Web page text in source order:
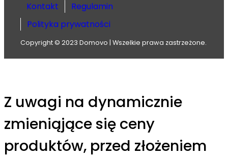
Kontakt
Regulamin
Polityka prywatności
Copyright © 2023 Domovo | Wszelkie prawa zastrzeżone.
Z uwagi na dynamicznie
zmieniąjące się ceny
produktów, przed złożeniem